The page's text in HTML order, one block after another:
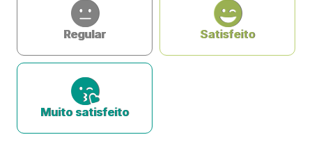
Regular Satisfeito
Muito satisfeito